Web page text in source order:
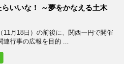
いいな！ ～夢をかなえる土木
月18日）の前後に、関西一円で開催
連行事の広報を目的 ...